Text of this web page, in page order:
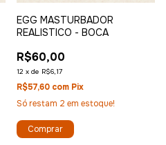
EGG MASTURBADOR
REALISTICO - BOCA
R$60,00
12 x de R$6,17
R$57,60 com Pix
Só restam 2 em estoque!